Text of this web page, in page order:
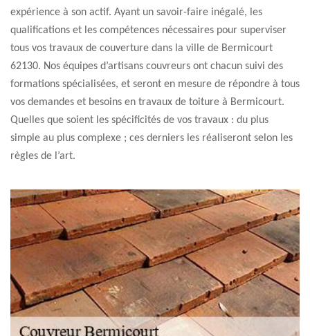
expérience à son actif. Ayant un savoir-faire inégalé, les
qualifications et les compétences nécessaires pour superviser
tous vos travaux de couverture dans la ville de Bermicourt
62130. Nos équipes d’artisans couvreurs ont chacun suivi des
formations spécialisées, et seront en mesure de répondre à tous
vos demandes et besoins en travaux de toiture à Bermicourt.
Quelles que soient les spécificités de vos travaux : du plus
simple au plus complexe ; ces derniers les réaliseront selon les
règles de l’art.